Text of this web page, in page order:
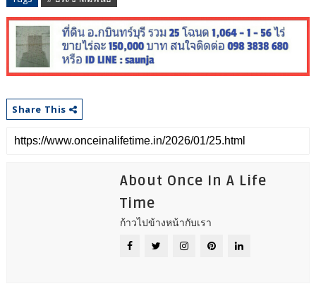
Share This
About Once In A Life
Time
ก้าวไปข้างหน้ากับเรา